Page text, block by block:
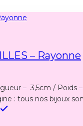
– Rayonne
– 3,5cm / Poids
: tous nos bijoux